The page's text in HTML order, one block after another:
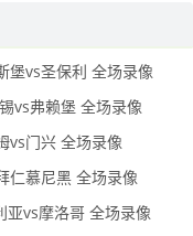
堡vs圣保利 全场录像
vs弗赖堡 全场录像
vs门兴 全场录像
仁慕尼黑 全场录像
vs摩洛哥 全场录像